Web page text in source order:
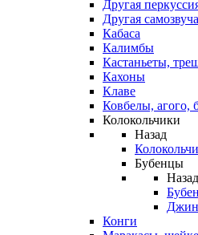
Другая
Другая
Кабаса
Калимбы
Кастаньеты,
Кахоны
Клаве
Ковбелы, агого,
Колокольчики
Назад
Бубенцы
Назад
Конги